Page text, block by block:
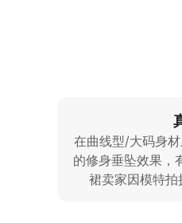
在曲线型/大码身
的修身垂坠效果，
裙卖家因模特拍